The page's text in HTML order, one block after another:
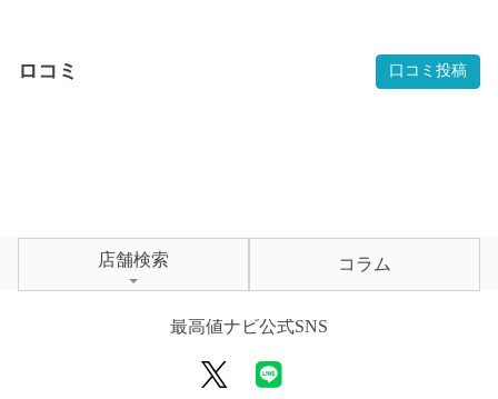
ロコミ 口コミ投稿
店舗検索 コラム
最高値ナビ公式SNS